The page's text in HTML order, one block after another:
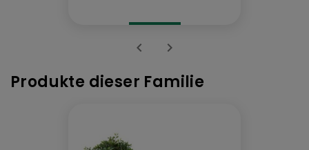
 
Produkte dieser Familie